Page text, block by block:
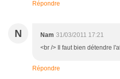
Répondre
N Nam 31/03/2011 17:21
<br /> Il faut bien détendre
Répondre